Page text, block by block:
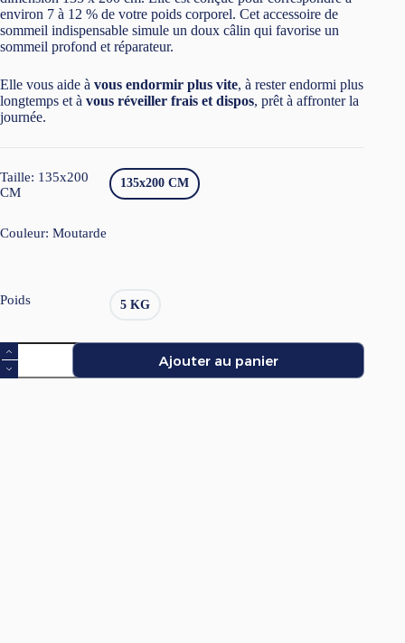
environ 7 à 12 % de votre poids corporel. Cet accessoire de
sommeil indispensable simule un doux câlin qui favorise un
sommeil profond et réparateur.
Elle vous aide à vous endormir plus vite, à rester endormi plus
longtemps et à vous réveiller frais et dispos, prêt à affronter la
journée.
Taille: 135x200
CM
135x200 CM
Couleur: Moutarde
Poids 5 KG
quantité
de
Couverture
Ajouter au panier